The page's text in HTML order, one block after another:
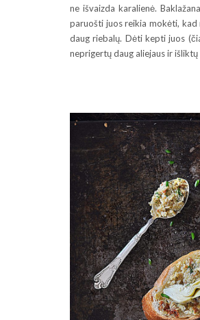
ne išvaizda karalienė.
paruošti juos reikia mokėti, kad
daug riebalų. Dėti kepti juos
neprigertų daug aliejaus ir